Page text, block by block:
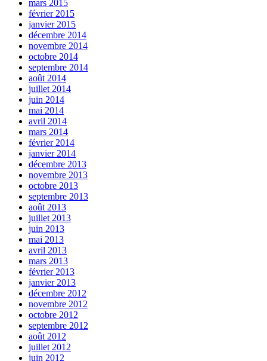
mars 2015
février 2015
janvier 2015
décembre 2014
novembre 2014
octobre 2014
septembre 2014
août 2014
juillet 2014
juin 2014
mai 2014
avril 2014
mars 2014
février 2014
janvier 2014
décembre 2013
novembre 2013
octobre 2013
septembre 2013
août 2013
juillet 2013
juin 2013
mai 2013
avril 2013
mars 2013
février 2013
janvier 2013
décembre 2012
novembre 2012
octobre 2012
septembre 2012
août 2012
juillet 2012
juin 2012